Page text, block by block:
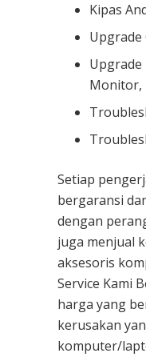
Kipas
Upgrade
Upgrade
Monitor,
Setiap
bergaransi
dengan
juga menjual
aksesoris
Service Kami
harga yang
kerusakan
komputer/